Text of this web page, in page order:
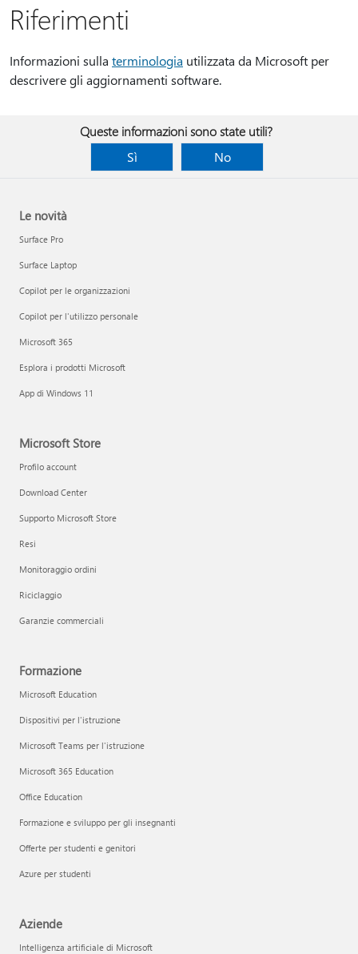
Riferimenti
Informazioni sulla terminologia utilizzata da Microsoft per
descrivere gli aggiornamenti software.
Queste informazioni sono state utili?
Sì
No
Le novità
Surface Pro
Surface Laptop
Copilot per le organizzazioni
Copilot per l'utilizzo personale
Microsoft 365
Esplora i prodotti Microsoft
App di Windows 11
Microsoft Store
Profilo account
Download Center
Supporto Microsoft Store
Resi
Monitoraggio ordini
Riciclaggio
Garanzie commerciali
Formazione
Microsoft Education
Dispositivi per l'istruzione
Microsoft Teams per l'istruzione
Microsoft 365 Education
Office Education
Formazione e sviluppo per gli insegnanti
Offerte per studenti e genitori
Azure per studenti
Aziende
Intelligenza artificiale di Microsoft